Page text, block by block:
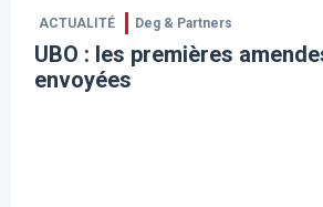
ACTUALITÉ Deg & Partners
UBO : les premières
envoyées